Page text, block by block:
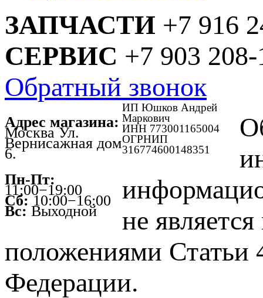
ЗАПЧАСТИ +7 916
СЕРВИС +7 903
Обратный звонок
Адрес магазина:
Москва Ул.
Вернисажная дом
6.
Пн-Пт:
11:00−19:00
Сб:10:00−16:00
Вс: Выходной
ИП Юшков Андрей
Маркович
ИНН 773001165004
ОГРНИП
316774600148351
не
положениями Статьи
Федерации.